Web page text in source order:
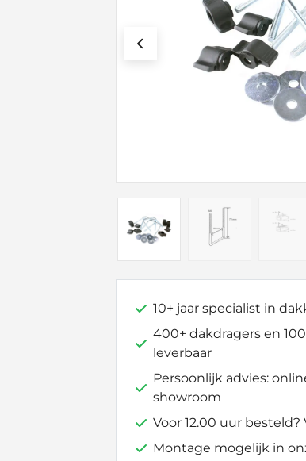
10+ jaar specialist in
400+ dakdragers en
leverbaar
Persoonlijk advies:
showroom
Voor 12.00 uur
Montage mogelijk in